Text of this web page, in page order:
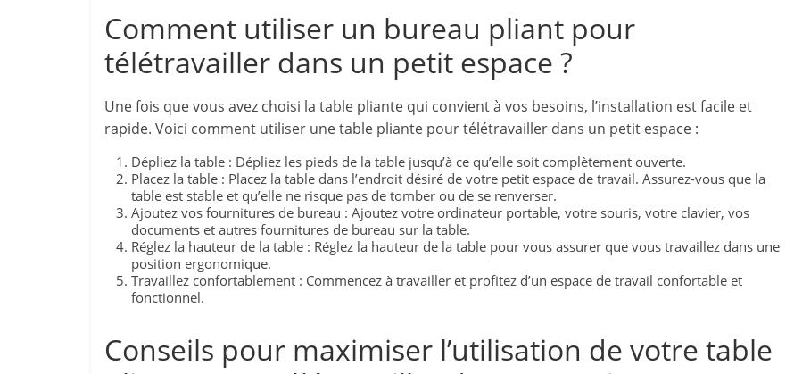
Comment utiliser un bureau pliant pour
télétravailler dans un petit espace ?
Une fois que vous avez choisi la table pliante qui convient à vos besoins, l’installation est facile et
rapide. Voici comment utiliser une table pliante pour télétravailler dans un petit espace :
Dépliez la table : Dépliez les pieds de la table jusqu’à ce qu’elle soit complètement ouverte.
Placez la table : Placez la table dans l’endroit désiré de votre petit espace de travail. Assurez-vous que la
table est stable et qu’elle ne risque pas de tomber ou de se renverser.
Ajoutez vos fournitures de bureau : Ajoutez votre ordinateur portable, votre souris, votre clavier, vos
documents et autres fournitures de bureau sur la table.
Réglez la hauteur de la table : Réglez la hauteur de la table pour vous assurer que vous travaillez dans une
position ergonomique.
Travaillez confortablement : Commencez à travailler et profitez d’un espace de travail confortable et
fonctionnel.
Conseils pour maximiser l’utilisation de votre table